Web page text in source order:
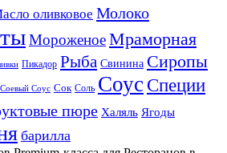
оливковое Молоко
МороженоеМраморная
Пикадор Рыба Свинина Сиропы
Соевый Соус Сок Соль Соус Специи
пюре Халяль Ягоды
барилла